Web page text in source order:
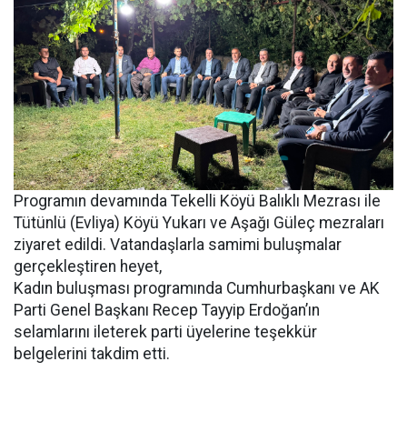
Programın devamında Tekelli Köyü Balıklı Mezrası ile
Tütünlü (Evliya) Köyü Yukarı ve Aşağı Güleç mezraları
ziyaret edildi. Vatandaşlarla samimi buluşmalar
gerçekleştiren heyet,
Kadın buluşması programında Cumhurbaşkanı ve AK
Parti Genel Başkanı Recep Tayyip Erdoğan’ın
selamlarını ileterek parti üyelerine teşekkür
belgelerini takdim etti.